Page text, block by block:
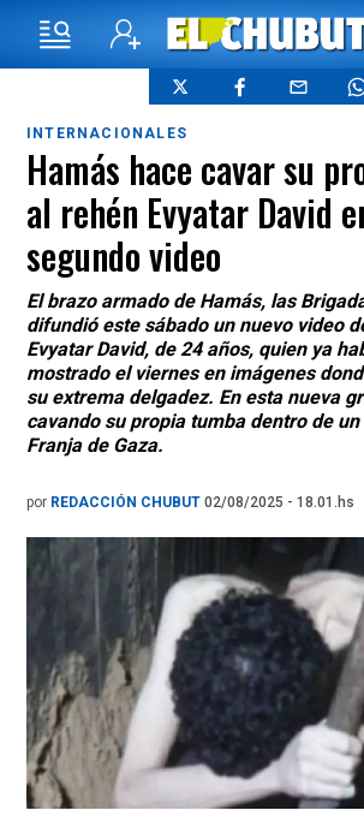
INTERNACIONALES
Hamás hace cavar su
al rehén Evyatar David
segundo video
El brazo armado de Hamás, las
difundió este sábado un nuevo video
Evyatar David, de 24 años, quien ya
mostrado el viernes en imágenes
su extrema delgadez. En esta nueva
cavando su propia tumba dentro de
Franja de Gaza.
por REDACCIÓN CHUBUT 02/08/2025 - 18.01.hs